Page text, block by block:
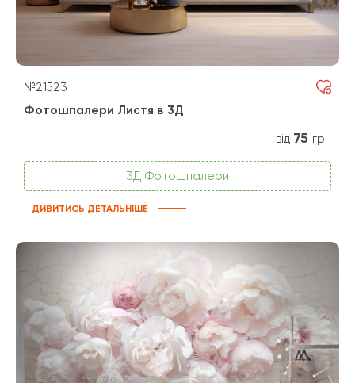
№21523
Фотошпалери Листя в 3Д
від 75 грн
3Д Фотошпалери
ДИВИТИСЬ ДЕТАЛЬНІШЕ